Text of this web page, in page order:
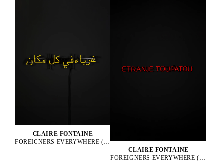
CLAIRE FONTAINE
FOREIGNERS EVERYWHERE (ARABIC), 2005
CLAIRE FONTAINE
FOREIGNERS EVERYWHERE (CREOLE), 2010